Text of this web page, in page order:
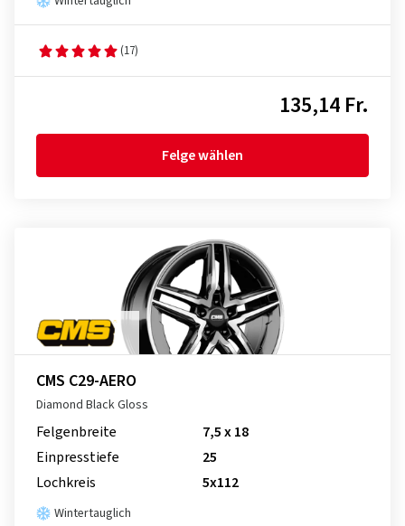
(17)
135,14 Fr.
Felge wählen
CMS C29-AERO
Diamond Black Gloss
Felgenbreite
7,5 x 18
Einpresstiefe
25
Lochkreis
5x112
Wintertauglich